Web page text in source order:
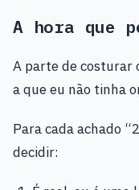
A hora que
A parte de costurar
a que eu não tinha
Para cada achado
decidir: